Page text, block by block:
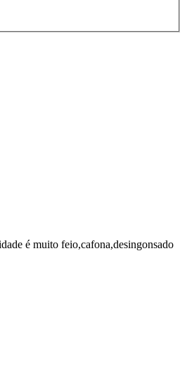
é muito feio,cafona,desingonsado